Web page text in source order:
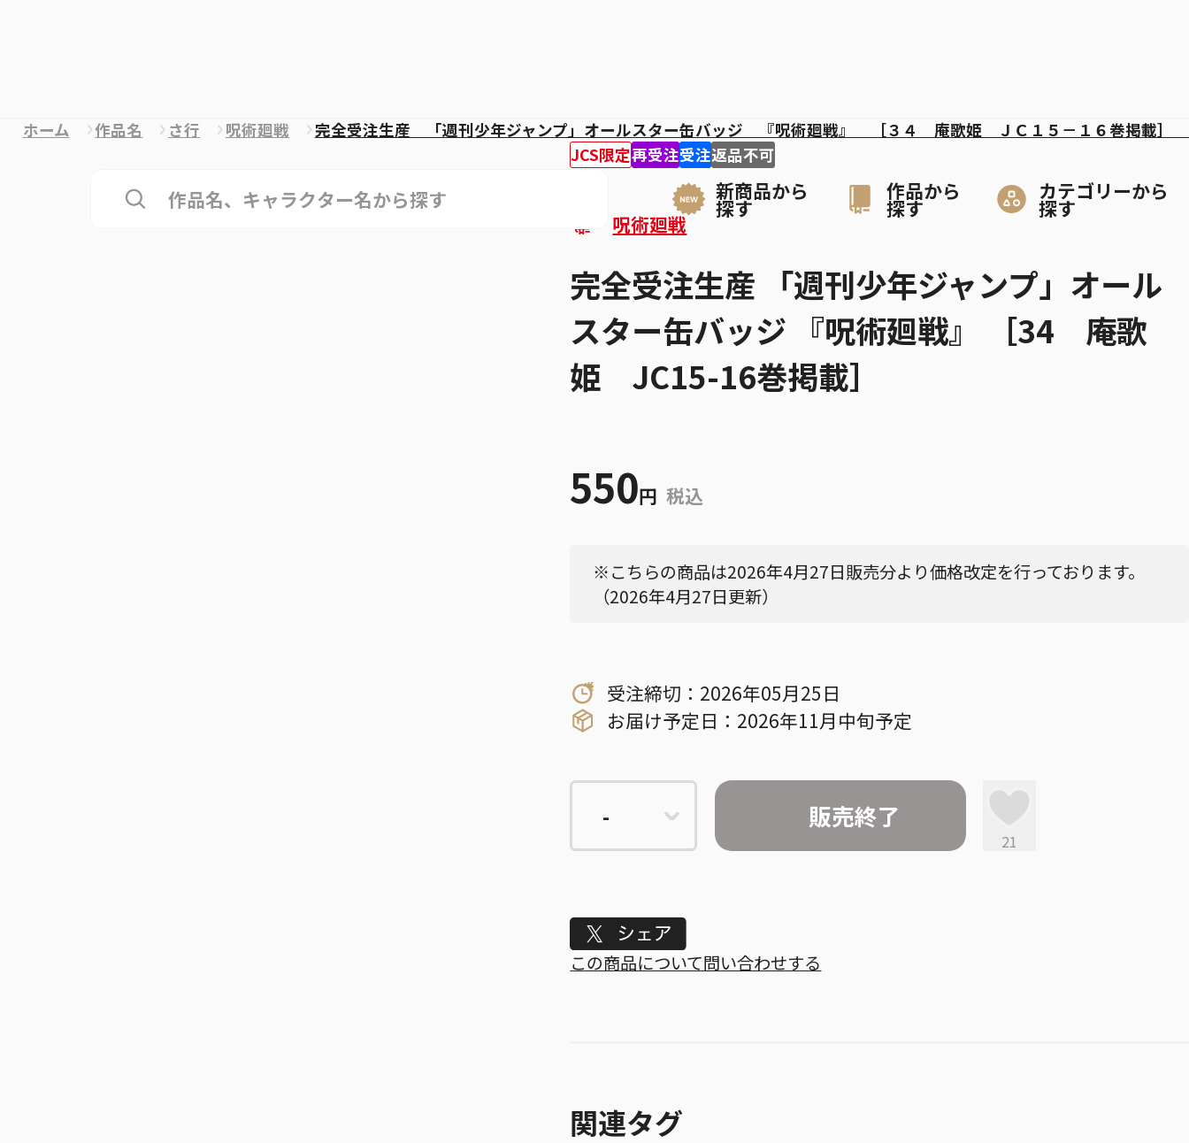
新商品から
探す
作品から
探す
カテゴリーから
探す
ホーム 作品名 さ行 呪術廻戦 完全受注生産 「週刊少年ジャンプ」オールスター缶バッジ 『呪術廻戦』 ［３４ 庵歌姫 ＪＣ１５－１６巻掲載］
JCS限定再受注受注返品不可
呪術廻戦
完全受注生産 「週刊少年ジャンプ」オール
スター缶バッジ 『呪術廻戦』 ［34 庵歌
姫 JC15-16巻掲載］
550円 税込
※こちらの商品は2026年4月27日販売分より価格改定を行っております。
（2026年4月27日更新）
受注締切：2026年05月25日
お届け予定日：2026年11月中旬予定
販売終了
21
Tweet
この商品について問い合わせする
関連タグ